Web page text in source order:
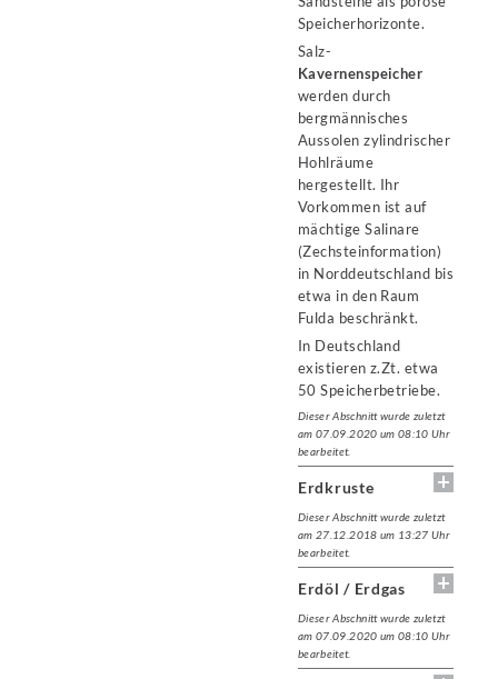
Speicherhorizonte.
Salz-
Kavernenspeicher
werden durch
bergmännisches
Aussolen zylindrischer
Hohlräume
hergestellt. Ihr
Vorkommen ist auf
mächtige Salinare
(Zechsteinformation)
in Norddeutschland bis
etwa in den Raum
Fulda beschränkt.
In Deutschland
existieren z.Zt. etwa
50 Speicherbetriebe.
Dieser Abschnitt wurde zuletzt
am 07.09.2020 um 08:10 Uhr
bearbeitet.
Erdkruste
Dieser Abschnitt wurde zuletzt
am 27.12.2018 um 13:27 Uhr
bearbeitet.
Erdöl / Erdgas
Dieser Abschnitt wurde zuletzt
am 07.09.2020 um 08:10 Uhr
bearbeitet.